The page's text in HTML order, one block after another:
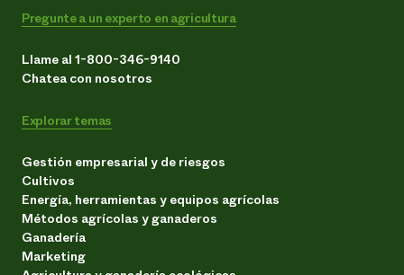
Pregunte a un experto en agricultura
Llame al 1-800-346-9140
Chatea con nosotros
Explorar temas
Gestión empresarial y de riesgos
Cultivos
Energía, herramientas y equipos agrícolas
Métodos agrícolas y ganaderos
Ganadería
Marketing